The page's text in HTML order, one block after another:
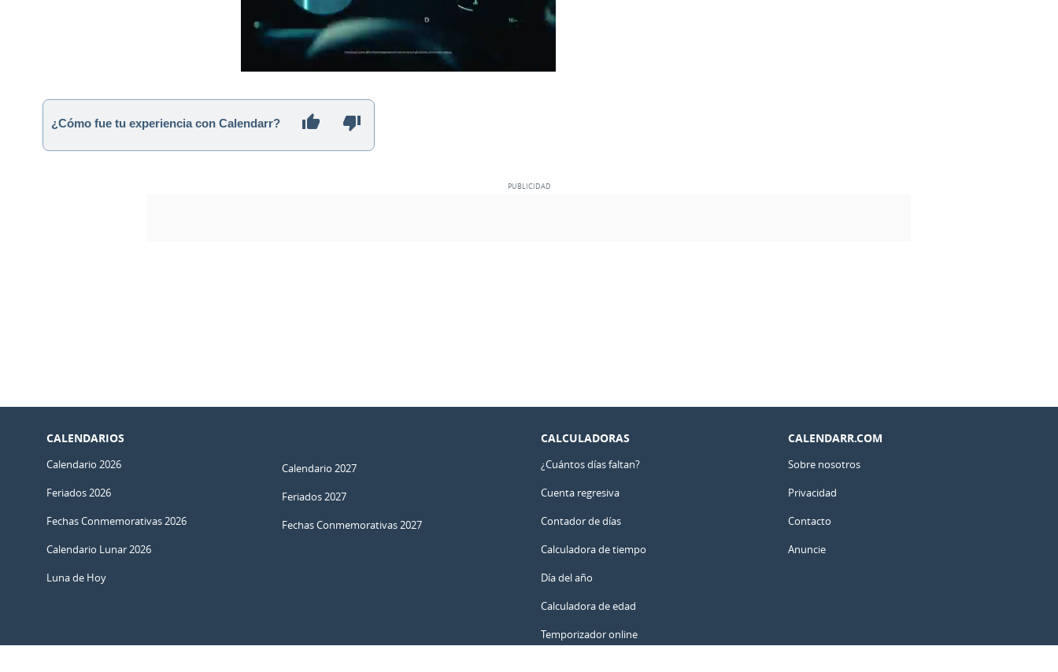
¿Cómo fue tu experiencia con Calendarr?
CALENDARIOS
Calendario 2026
Feriados 2026
Fechas Conmemorativas 2026
Calendario Lunar 2026
Luna de Hoy
Calendario 2027
Feriados 2027
Fechas Conmemorativas 2027
CALCULADORAS
¿Cuántos días faltan?
Cuenta regresiva
Contador de días
Calculadora de tiempo
Día del año
Calculadora de edad
Temporizador online
CALENDARR.COM
Sobre nosotros
Privacidad
Contacto
Anuncie